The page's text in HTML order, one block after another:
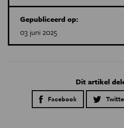
Gepubliceerd op:
03 juni 2025
Dit artikel
Facebook